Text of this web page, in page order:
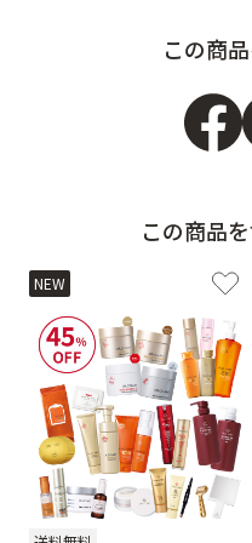
この商
この商品
NEW